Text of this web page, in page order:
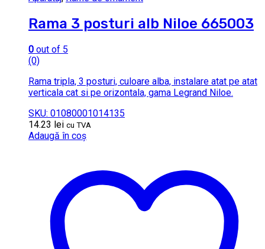
Rama 3 posturi alb Niloe 665003
0 out of 5
(0)
Rama tripla, 3 posturi, culoare alba, instalare atat pe atat
verticala cat si pe orizontala, gama Legrand Niloe.
SKU: 01080001014135
14.23 lei cu TVA
Adaugă în coș